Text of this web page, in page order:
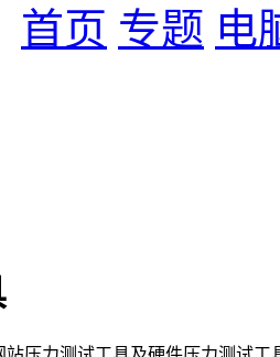
首页 专题 电